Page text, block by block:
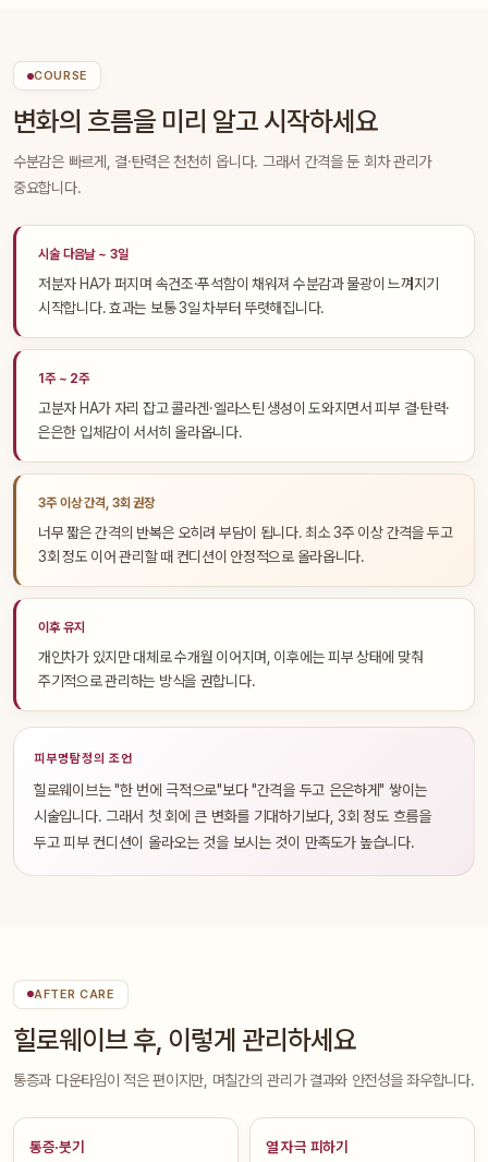
COURSE
변화의 흐름을 미리 알고 시작하세요
수분감은 빠르게, 결·탄력은 천천히 옵니다. 그래서 간격을 둔 회차 관리가
중요합니다.
시술 다음날 ~ 3일
저분자 HA가 퍼지며 속건조·푸석함이 채워져 수분감과 물광이 느껴지기
시작합니다. 효과는 보통 3일 차부터 뚜렷해집니다.
1주 ~ 2주
고분자 HA가 자리 잡고 콜라겐·엘라스틴 생성이 도와지면서 피부 결·탄력·
은은한 입체감이 서서히 올라옵니다.
3주 이상 간격, 3회 권장
너무 짧은 간격의 반복은 오히려 부담이 됩니다. 최소 3주 이상 간격을 두고
3회 정도 이어 관리할 때 컨디션이 안정적으로 올라옵니다.
이후 유지
개인차가 있지만 대체로 수개월 이어지며, 이후에는 피부 상태에 맞춰
주기적으로 관리하는 방식을 권합니다.
피부명탐정의 조언
힐로웨이브는 "한 번에 극적으로"보다 "간격을 두고 은은하게" 쌓이는
시술입니다. 그래서 첫 회에 큰 변화를 기대하기보다, 3회 정도 흐름을
두고 피부 컨디션이 올라오는 것을 보시는 것이 만족도가 높습니다.
AFTER CARE
힐로웨이브 후, 이렇게 관리하세요
통증과 다운타임이 적은 편이지만, 며칠간의 관리가 결과와 안전성을 좌우합니다.
통증·붓기 열 자극 피하기